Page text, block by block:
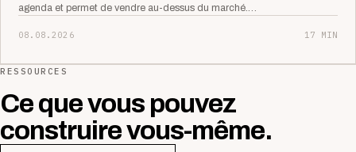
agenda et permet de vendre au-dessus du marché.…
08.08.2026 17 MIN
RESSOURCES
Ce que vous pouvez
construire vous-même.